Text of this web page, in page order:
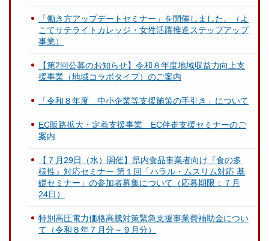
「働き方アップデートセミナー」を開催しました。（よ
こてサテライトカレッジ・女性活躍推進ステップアップ
事業）
【第2回公募のお知らせ】令和８年度地域収益力向上支
援事業（地域コラボタイプ）のご案内
「令和８年度 中小企業等支援施策の手引き」について
EC販路拡大・定着支援事業 EC伴走支援セミナーのご
案内
【７月29日（水）開催】県内食品事業者向け『食の多
様性』対応セミナー 第１回「ハラル・ムスリム対応 基
礎セミナー」の参加者募集について（応募期限：７月
24日）
特別高圧電力価格高騰対策緊急支援事業費補助金につい
て（令和８年７月分～９月分）